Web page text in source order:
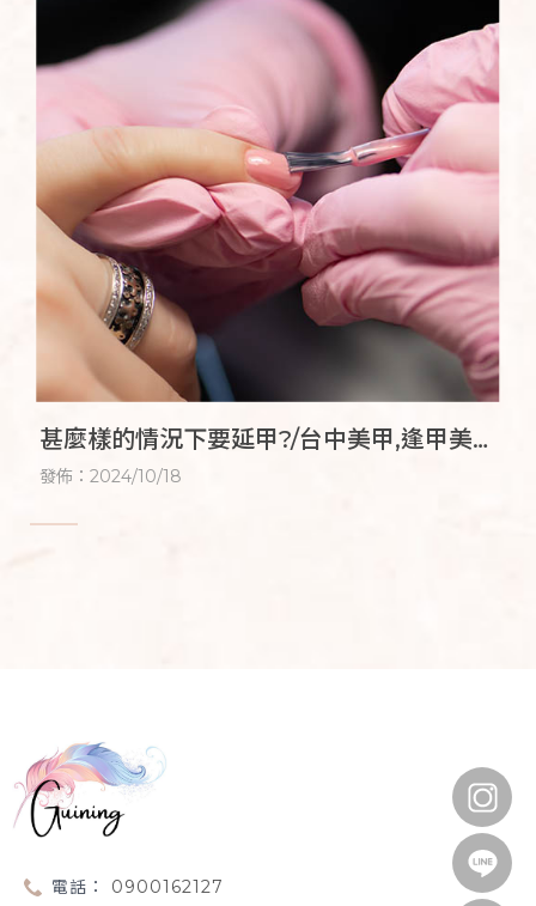
甚麼樣的情況下要延甲?/台中美甲,逢甲美
甲,台中美甲推薦,台中一對一美甲課程,逢甲
發佈：2024/10/18
0900162127